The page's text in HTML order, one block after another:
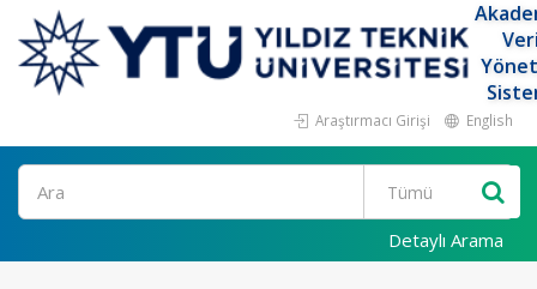
Araştırmacı Girişi English
Ara
Detaylı Arama